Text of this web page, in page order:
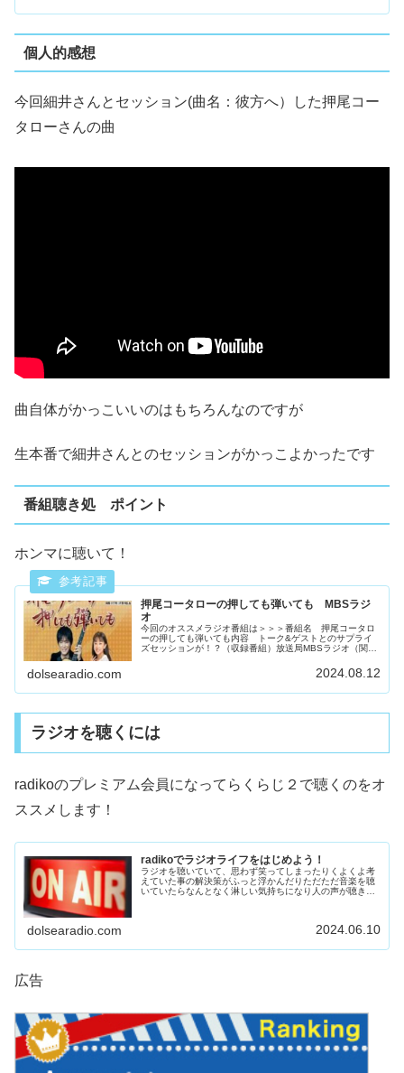
個人的感想
今回細井さんとセッション(曲名：彼方へ）した押尾コー
タローさんの曲
曲自体がかっこいいのはもちろんなのですが
生本番で細井さんとのセッションがかっこよかったです
番組聴き処 ポイント
ホンマに聴いて！
押尾コータローの押しても弾いても MBSラジ
オ
今回のオススメラジオ番組は＞＞＞番組名 押尾コータロ
ーの押しても弾いても内容 トーク&ゲストとのサプライ
ズセッションが！？（収録番組）放送局MBSラジオ（関
dolsearadio.com 2024.08.12
ラジオを聴くには
radikoのプレミアム会員になってらくらじ２で聴くのをオ
ススメします！
radikoでラジオライフをはじめよう！
ラジオを聴いていて、思わず笑ってしまったりくよくよ考
えていた事の解決策がふっと浮かんだりただただ音楽を聴
いていたらなんとなく淋しい気持ちになり人の声が聴きた
dolsearadio.com 2024.06.10
広告